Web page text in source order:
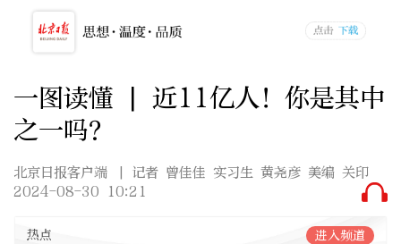
一图读懂 | 近11亿人！你是其中
之一吗？
北京日报客户端
| 记者 曾佳佳 实习生 黄尧彦 美编 关印
2024-08-30 10:21
热点 进入频道